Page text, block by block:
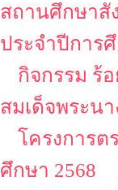
สถานศึกษาสั
ประจำปีการ
กิจกรรม ร้
สมเด็จพระน
โครงการต
ศึกษา 2568